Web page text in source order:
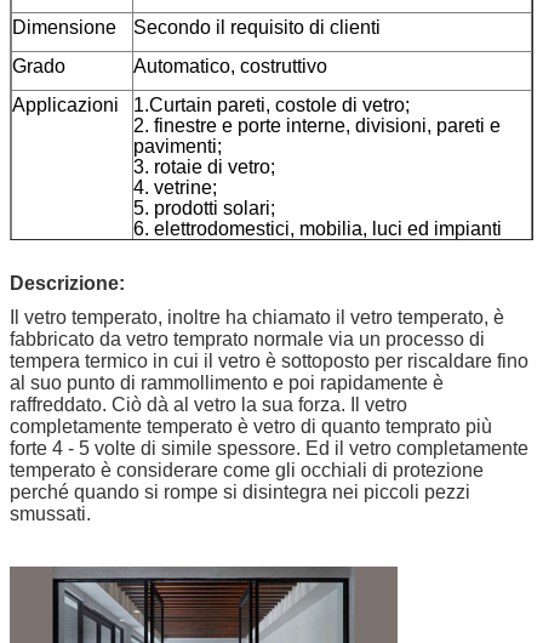
Dimensione
Secondo il requisito di clienti
Grado
Automatico, costruttivo
Applicazioni
1.Curtain pareti, costole di vetro;
2. finestre e porte interne, divisioni, pareti e
pavimenti;
3. rotaie di vetro;
4. vetrine;
5. prodotti solari;
6. elettrodomestici, mobilia, luci ed impianti
Caratteristica
dimensione flessibile e colore, in profondità
elaboranti
Colore
Trasparente
Descrizione:
Il vetro temperato, inoltre ha chiamato il vetro temperato, è
fabbricato da vetro temprato normale via un processo di
tempera termico in cui il vetro è sottoposto per riscaldare fino
al suo punto di rammollimento e poi rapidamente è
raffreddato. Ciò dà al vetro la sua forza. Il vetro
completamente temperato è vetro di quanto temprato più
forte 4 - 5 volte di simile spessore. Ed il vetro completamente
temperato è considerare come gli occhiali di protezione
perché quando si rompe si disintegra nei piccoli pezzi
smussati.